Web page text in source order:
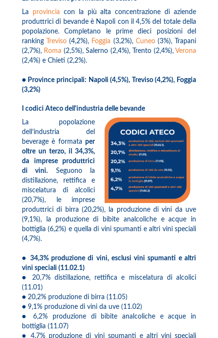
La provincia con la più alta concentrazione di aziende
produttrici di bevande è Napoli con il 4,5% del totale della
popolazione. Completano le prime dieci posizioni del
ranking
Treviso (4,2%), Foggia (3,2%), Cuneo(3%), Trapani
(2,7%), Roma (2,5%), Salerno (2,4%), Trento (2,4%),Verona
(2,4%) e Chieti (2,2%).
● Province principali: Napoli (4,5%), Treviso (4,2%), Foggia
(3,2%)
I codici Ateco dell'industria delle bevande
La popolazione
dell’industria del
beverage è formata per
oltre un terzo, il 34,3%,
da imprese produttrici
di vini. Seguono la
distillazione, rettifica e
miscelatura di alcolici
(20,7%), le imprese
produttrici di birra (20,2%), la produzione di vini da uve
(9,1%), la produzione di bibite analcoliche e acque in
bottiglia (6,2%) e quella di vini spumanti e altri vini speciali
(4,7%).
● 34,3% produzione di vini, esclusi vini spumanti e altri
vini speciali (11.02.1)
● 20,7% distillazione, rettifica e miscelatura di alcolici
(11.01)
● 20,2% produzione di birra (11.05)
● 9,1% produzione di vini da uve (11.02)
● 6,2% produzione di bibite analcoliche e acque in
bottiglia (11.07)
● 4,7% produzione di vini spumanti e altri vini speciali